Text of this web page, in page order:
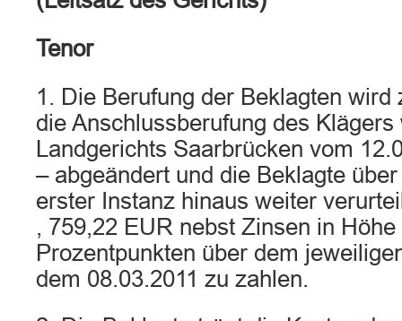
Tenor
1. Die Berufung der Beklagten wird
die Anschlussberufung des
Landgerichts Saarbrücken vom
– abgeändert und die Beklagte
erster Instanz hinaus weiter
, 759,22 EUR nebst Zinsen in Höhe
Prozentpunkten über dem
dem 08.03.2011 zu zahlen.